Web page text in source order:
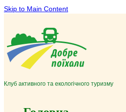
Skip to Main Content
Клуб активного та екологічного туризму